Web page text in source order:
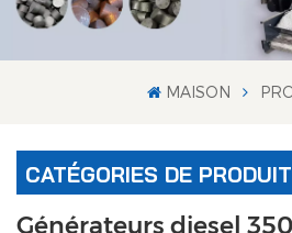
MAISON
CATÉGORIES DE
Générateurs diesel